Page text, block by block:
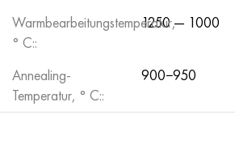
Warmbearbeitungstemperatur,
° C::
1250 — 1000
Annealing-
Temperatur, ° C::
900−950